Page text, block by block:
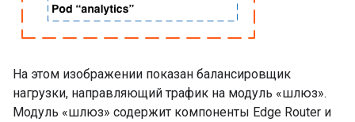
На этом изображении показан балансировщик
нагрузки, направляющий трафик на модуль «шлюз».
Модуль «шлюз» содержит компоненты Edge Router и